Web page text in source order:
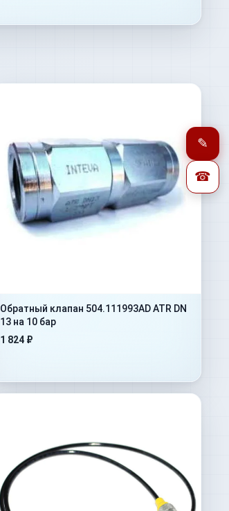
Обратный клапан 504.111993AD ATR DN
13 на 10 бар
1 824 ₽
✎
☎